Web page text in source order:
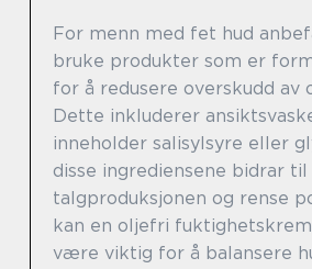
For menn med fet hud
bruke produkter som er
for å redusere overskudd av
Dette inkluderer
inneholder salisylsyre eller
disse ingrediensene bidrar
talgproduksjonen og rense
kan en oljefri
være viktig for å balansere